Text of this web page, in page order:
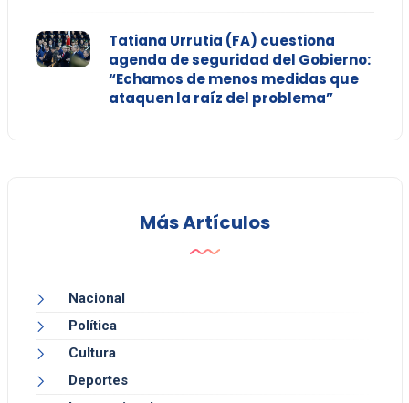
Tatiana Urrutia (FA) cuestiona
agenda de seguridad del Gobierno:
“Echamos de menos medidas que
ataquen la raíz del problema”
Más Artículos
Nacional
Política
Cultura
Deportes